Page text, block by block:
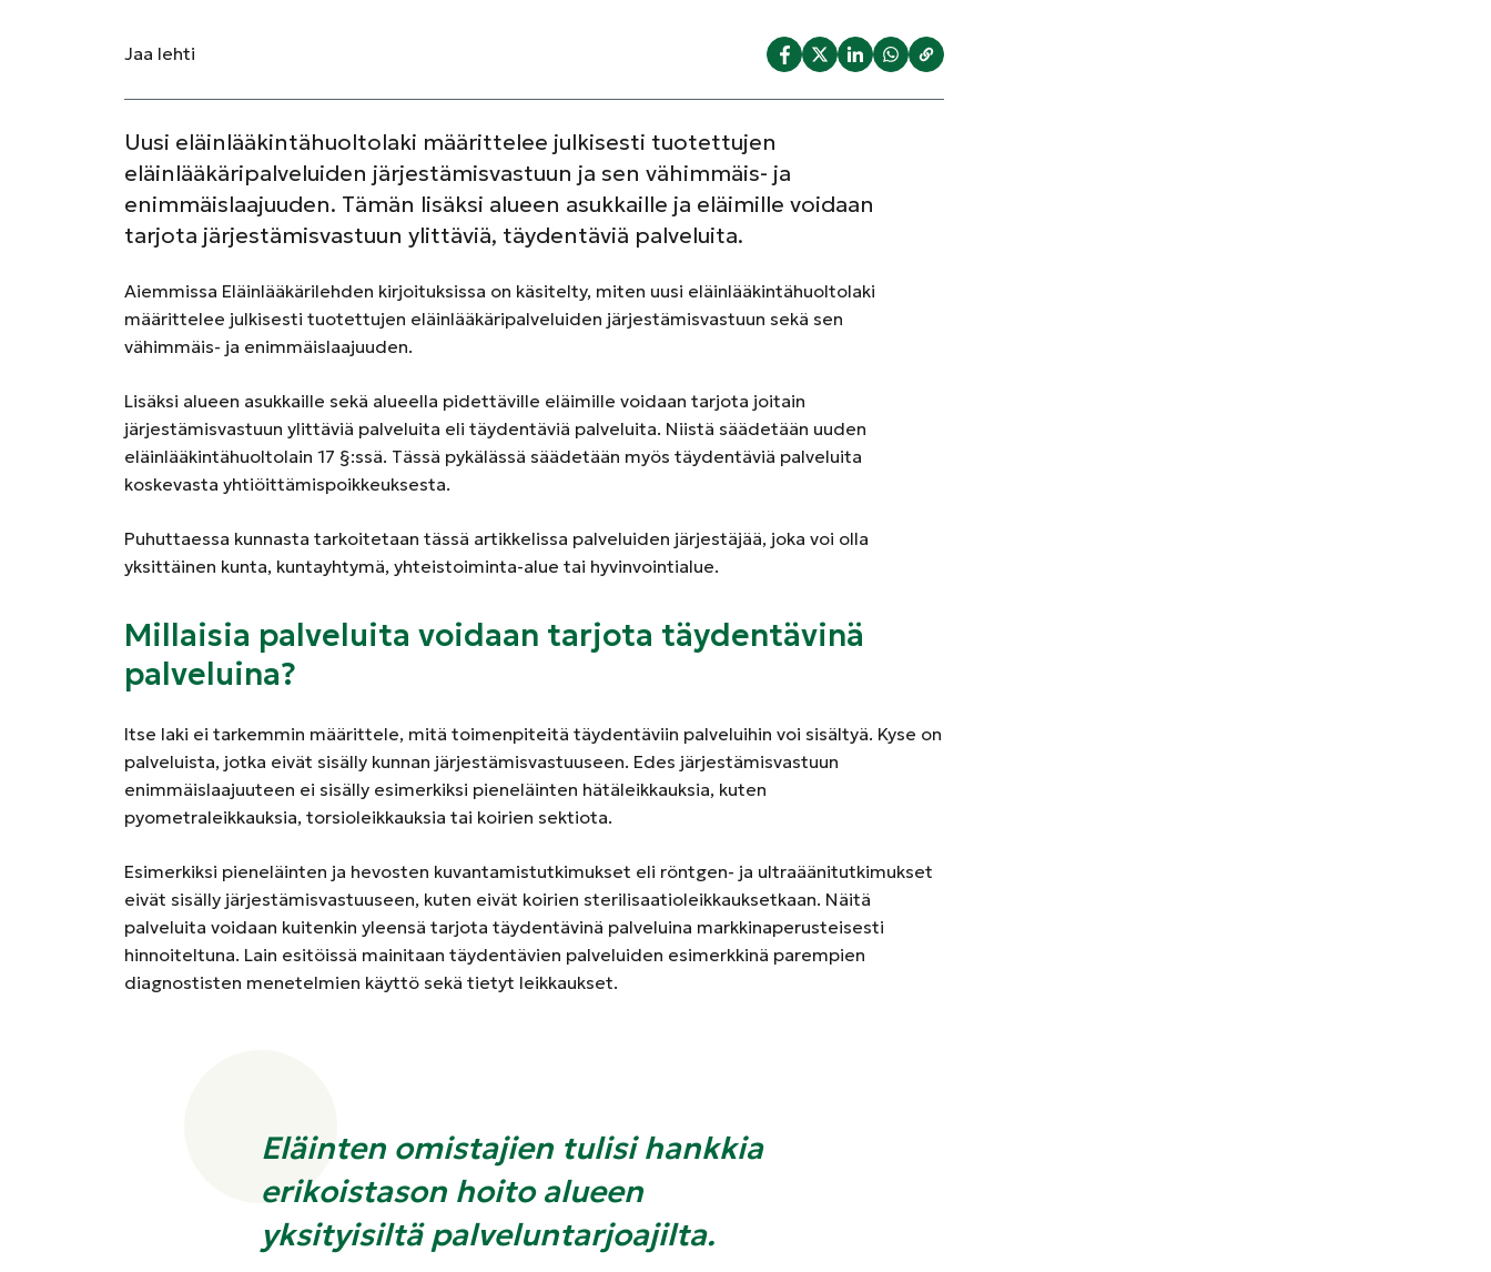
Jaa lehti
Uusi eläinlääkintähuoltolaki määrittelee julkisesti tuotettujen
eläinlääkäripalveluiden järjestämisvastuun ja sen vähimmäis- ja
enimmäislaajuuden. Tämän lisäksi alueen asukkaille ja eläimille voidaan
tarjota järjestämisvastuun ylittäviä, täydentäviä palveluita.
Aiemmissa Eläinlääkärilehden kirjoituksissa on käsitelty, miten uusi eläinlääkintähuoltolaki
määrittelee julkisesti tuotettujen eläinlääkäripalveluiden järjestämisvastuun sekä sen
vähimmäis- ja enimmäislaajuuden.
Lisäksi alueen asukkaille sekä alueella pidettäville eläimille voidaan tarjota joitain
järjestämisvastuun ylittäviä palveluita eli täydentäviä palveluita. Niistä säädetään uuden
eläinlääkintähuoltolain 17 §:ssä. Tässä pykälässä säädetään myös täydentäviä palveluita
koskevasta yhtiöittämispoikkeuksesta.
Puhuttaessa kunnasta tarkoitetaan tässä artikkelissa palveluiden järjestäjää, joka voi olla
yksittäinen kunta, kuntayhtymä, yhteistoiminta-alue tai hyvinvointialue.
Millaisia palveluita voidaan tarjota täydentävinä
palveluina?
Itse laki ei tarkemmin määrittele, mitä toimenpiteitä täydentäviin palveluihin voi sisältyä. Kyse on
palveluista, jotka eivät sisälly kunnan järjestämisvastuuseen. Edes järjestämisvastuun
enimmäislaajuuteen ei sisälly esimerkiksi pieneläinten hätäleikkauksia, kuten
pyometraleikkauksia, torsioleikkauksia tai koirien sektiota.
Esimerkiksi pieneläinten ja hevosten kuvantamistutkimukset eli röntgen- ja ultraäänitutkimukset
eivät sisälly järjestämisvastuuseen, kuten eivät koirien sterilisaatioleikkauksetkaan. Näitä
palveluita voidaan kuitenkin yleensä tarjota täydentävinä palveluina markkinaperusteisesti
hinnoiteltuna. Lain esitöissä mainitaan täydentävien palveluiden esimerkkinä parempien
diagnostisten menetelmien käyttö sekä tietyt leikkaukset.
Eläinten omistajien tulisi hankkia
erikoistason hoito alueen
yksityisiltä palveluntarjoajilta.